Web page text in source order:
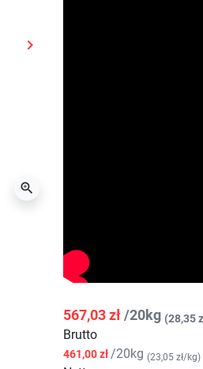
Następny


567,03 zł/20kg (28,35
Brutto
461,00 zł /20kg (23,05 zł/kg)